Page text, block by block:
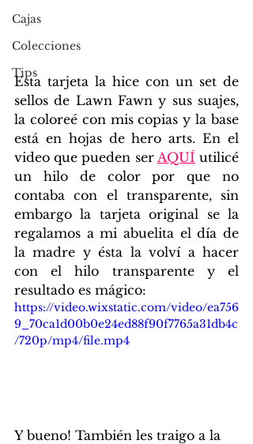
Cajas
Colecciones
Tips
Esta tarjeta la hice con un set de
sellos de Lawn Fawn y sus suajes,
la coloreé con mis copias y la base
está en hojas de hero arts. En el
video que pueden ser AQUÍ utilicé
un hilo de color por que no
contaba con el transparente, sin
embargo la tarjeta original se la
regalamos a mi abuelita el día de
la madre y ésta la volví a hacer
con el hilo transparente y el
resultado es mágico:
https://video.wixstatic.com/video/ea756
9_70ca1d00b0e24ed88f90f7765a31db4c
/720p/mp4/file.mp4
Y bueno! También les traigo a la